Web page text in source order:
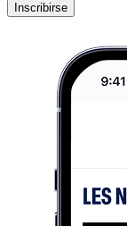
Inscribirse